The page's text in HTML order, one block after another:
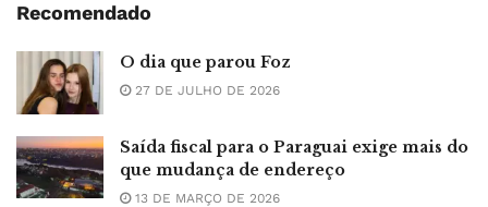
Recomendado
O dia que parou Foz
27 DE JULHO DE 2026
Saída fiscal para o Paraguai exige mais do
que mudança de endereço
13 DE MARÇO DE 2026